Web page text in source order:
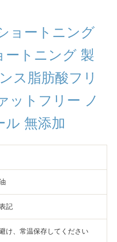
ョートニング
ートニング 製
ス脂肪酸フリ
ットフリー ノ
ル 無添加
記
け、常温保存してください